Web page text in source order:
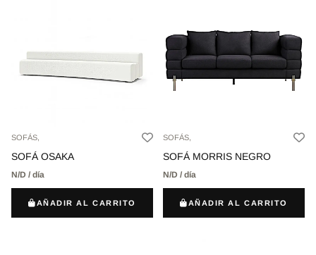
SOFÁS,
SOFÁ OSAKA
N/D / día
AÑADIR AL CARRITO
SOFÁS,
SOFÁ MORRIS NEGRO
N/D / día
AÑADIR AL CARRITO